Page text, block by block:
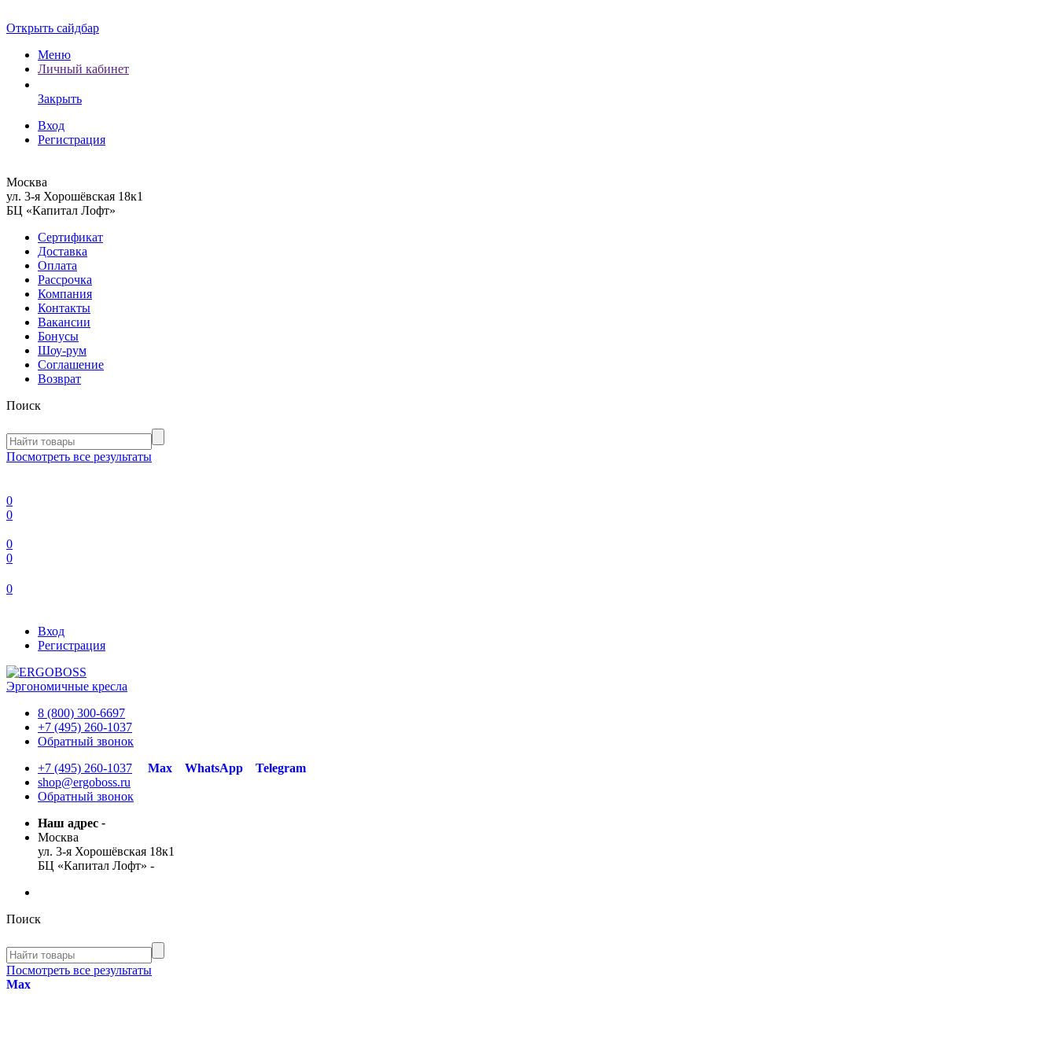
Открыть сайдбар
Меню
Личный кабинет
Закрыть
Вход
Регистрация
Москва
ул. 3-я Хорошёвская 18к1
БЦ «Капитал Лофт»
Сертификат
Доставка
Оплата
Рассрочка
Компания
Контакты
Вакансии
Бонусы
Шоу-рум
Соглашение
Возврат
Поиск
Посмотреть все результаты
0
0
0
0
0
Вход
Регистрация
Эргономичные кресла
8 (800) 300-6697
+7 (495) 260-1037
Обратный звонок
+7 (495) 260-1037
Max WhatsApp
Telegram
shop@ergoboss.ru
Обратный звонок
Наш адрес -
Москва
ул. 3-я Хорошёвская 18к1
БЦ «Капитал Лофт» -
Поиск
Посмотреть все результаты
Max